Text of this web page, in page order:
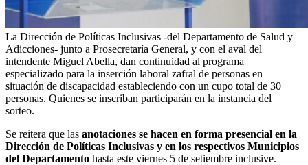
La Dirección de Políticas Inclusivas -del Departamento de Salud y
Adicciones- junto a Prosecretaría General, y con el aval del
intendente Miguel Abella, dan continuidad al programa
especializado para la inserción laboral zafral de personas en
situación de discapacidad estableciendo con un cupo total de 30
personas. Quienes se inscriban participarán en la instancia del
sorteo.
Se reitera que las anotaciones se hacen en forma presencial en la
Dirección de Políticas Inclusivas y en los respectivos Municipios
del Departamento hasta este viernes 5 de setiembre inclusive.